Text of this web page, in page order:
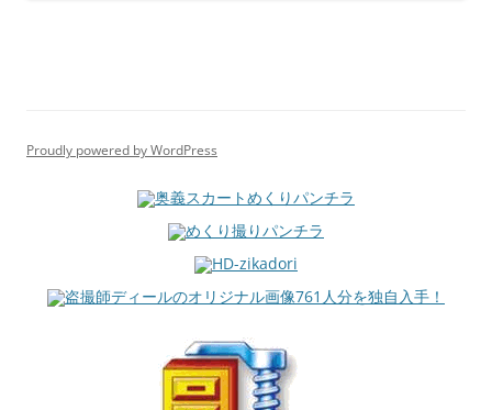
Proudly powered by WordPress